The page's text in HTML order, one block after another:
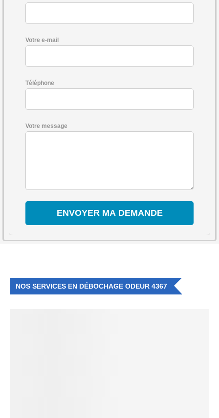
Votre e-mail
Téléphone
Votre message
NOS SERVICES EN DÉBOCHAGE ODEUR 4367